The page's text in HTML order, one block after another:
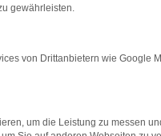
Klick auf „Unser
den Button
Wir freuen uns auf
gewährleisten.
von Drittanbietern wie Google
um die Leistung zu messen